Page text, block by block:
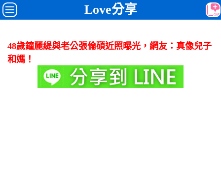
Love分享
48歲鐘麗緹與老公張倫碩近照曝光，網友：真像兒子
和媽！